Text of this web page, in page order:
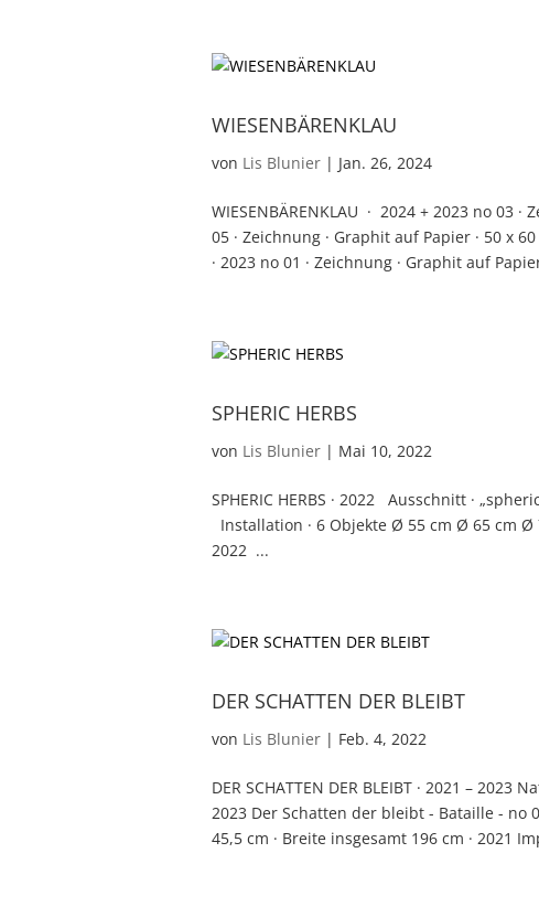
WIESENBÄRENKLAU
von Lis Blunier | Jan. 26, 2024
WIESENBÄRENKLAU · 2024 + 2023 no 03
05 · Zeichnung · Graphit auf Papier · 50 x
· 2023 no 01 · Zeichnung · Graphit auf
SPHERIC HERBS
von Lis Blunier | Mai 10, 2022
SPHERIC HERBS · 2022 Ausschnitt ·
Installation · 6 Objekte Ø 55 cm Ø 65 cm Ø
2022 ...
DER SCHATTEN DER BLEIBT
von Lis Blunier | Feb. 4, 2022
DER SCHATTEN DER BLEIBT · 2021 –
2023 Der Schatten der bleibt - Bataille - no
45,5 cm · Breite insgesamt 196 cm · 2021